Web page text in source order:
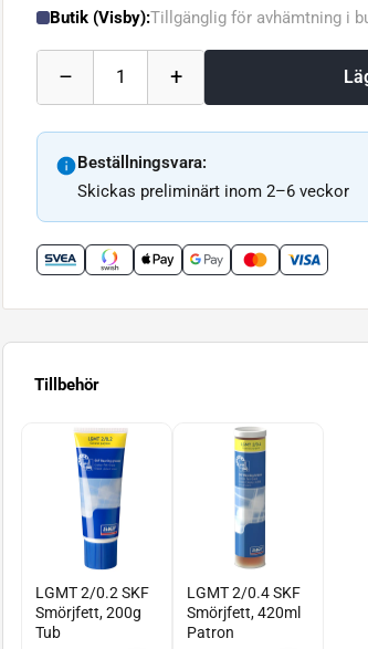
Butik (Visby):Tillgänglig för avhämtning i
– 1 +
Beställningsvara:
Skickas preliminärt inom 2–6 veckor
Tillbehör
LGMT 2/0.2 SKF
Smörjfett, 200g
Tub
LGMT 2/0.4 SKF
Smörjfett, 420ml
Patron